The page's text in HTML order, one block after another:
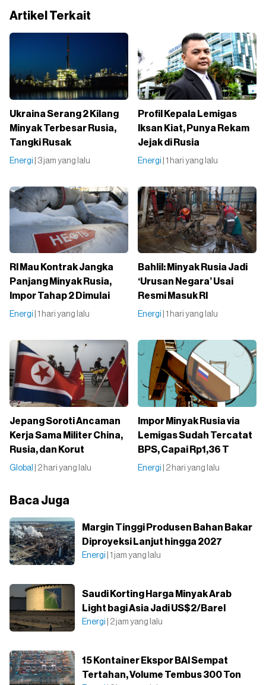
Artikel Terkait
Ukraina Serang 2 Kilang
Minyak Terbesar Rusia,
Tangki Rusak
Energi | 3 jam yang lalu
Profil Kepala Lemigas
Iksan Kiat, Punya Rekam
Jejak di Rusia
Energi | 1 hari yang lalu
RI Mau Kontrak Jangka
Panjang Minyak Rusia,
Impor Tahap 2 Dimulai
Energi | 1 hari yang lalu
Bahlil: Minyak Rusia Jadi
‘Urusan Negara’ Usai
Resmi Masuk RI
Energi | 1 hari yang lalu
Jepang Soroti Ancaman
Kerja Sama Militer China,
Rusia, dan Korut
Global | 2 hari yang lalu
Impor Minyak Rusia via
Lemigas Sudah Tercatat
BPS, Capai Rp1,36 T
Energi | 2 hari yang lalu
Baca Juga
Margin Tinggi Produsen Bahan Bakar
Diproyeksi Lanjut hingga 2027
Energi | 1 jam yang lalu
Saudi Korting Harga Minyak Arab
Light bagi Asia Jadi US$2/Barel
Energi | 2 jam yang lalu
15 Kontainer Ekspor BAI Sempat
Tertahan, Volume Tembus 300 Ton